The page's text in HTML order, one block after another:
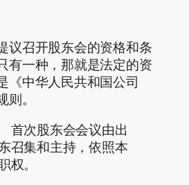
议召开股东会的资格和条
有一种，那就是法定的资
《中华人民共和国公司
。
次股东会会议由出
召集和主持，依照本
权。